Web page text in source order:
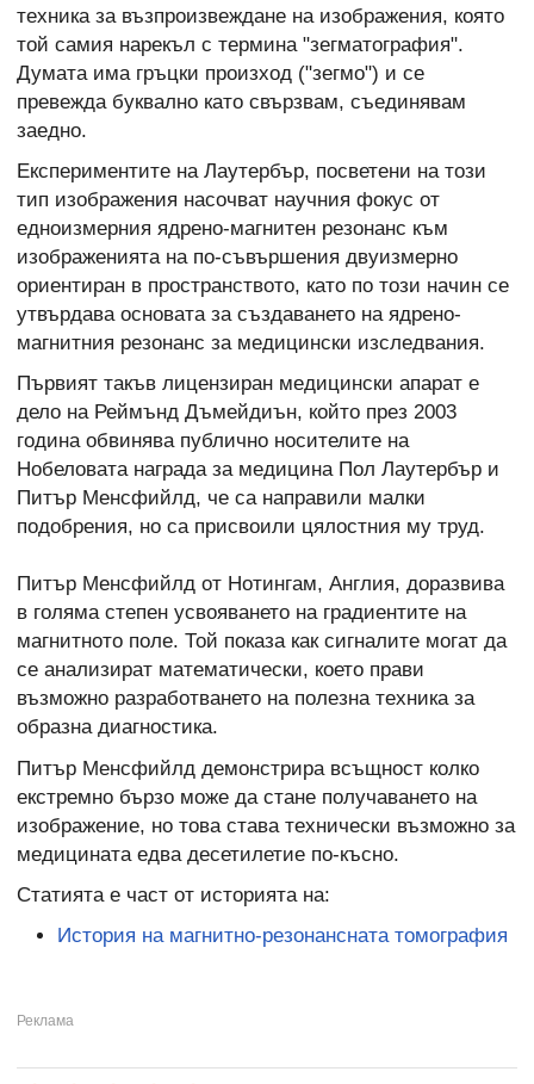
техника за възпроизвеждане на изображения, която
той самия нарекъл с термина "зегматография".
Думата има гръцки произход ("зегмо") и се
превежда буквално като свързвам, съединявам
заедно.
Експериментите на Лаутербър, посветени на този
тип изображения насочват научния фокус от
едноизмерния ядрено-магнитен резонанс към
изображенията на по-съвършения двуизмерно
ориентиран в пространството, като по този начин се
утвърдава основата за създаването на ядрено-
магнитния резонанс за медицински изследвания.
Първият такъв лицензиран медицински апарат е
дело на Реймънд Дъмейдиън, който през 2003
година обвинява публично носителите на
Нобеловата награда за медицина Пол Лаутербър и
Питър Менсфийлд, че са направили малки
подобрения, но са присвоили цялостния му труд.
Питър Менсфийлд от Нотингам, Англия, доразвива
в голяма степен усвояването на градиентите на
магнитното поле. Той показа как сигналите могат да
се анализират математически, което прави
възможно разработването на полезна техника за
образна диагностика.
Питър Менсфийлд демонстрира всъщност колко
екстремно бързо може да стане получаването на
изображение, но това става технически възможно за
медицината едва десетилетие по-късно.
Статията е част от историята на:
История на магнитно-резонансната томография